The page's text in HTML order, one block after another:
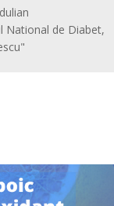
National de Diabet,